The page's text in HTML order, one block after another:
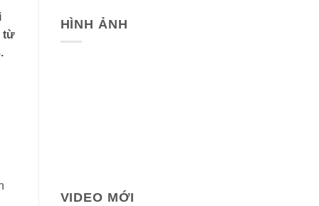
từ
HÌNH ẢNH
VIDEO MỚI